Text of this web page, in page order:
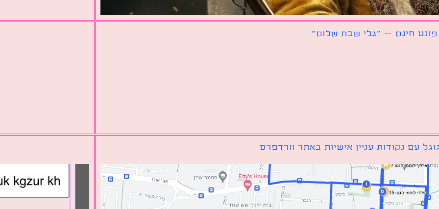
פונט חינם – ״גלי שבת שלום״
עם נקודות עניין אישיות באתר וורדפרס